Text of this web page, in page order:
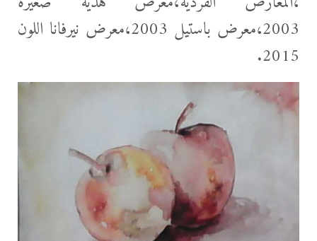
2003،معرض باستيل 2003،معرض نيرفانا اللون
2015.